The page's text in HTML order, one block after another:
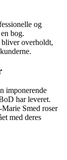
og
bog.
overholdt,
imponerende
har leveret.
Smed roser
med deres